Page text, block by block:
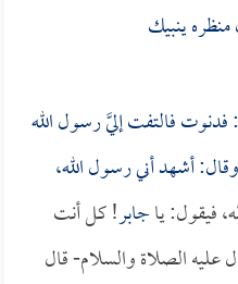
ينبيك
فالتفت إليَّ رسول الله
أشهد أني رسول الله،
فيقول: ياجابر! كل أنت
عليه الصلاة والسلام- قال